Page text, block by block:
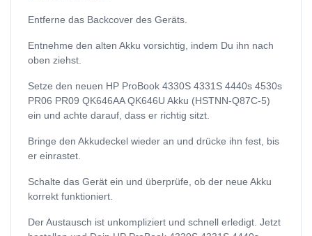
Entferne das Backcover des Geräts.
Entnehme den alten Akku vorsichtig, indem Du ihn nach
oben ziehst.
Setze den neuen HP ProBook 4330S 4331S 4440s 4530s
PR06 PR09 QK646AA QK646U Akku (HSTNN-Q87C-5)
ein und achte darauf, dass er richtig sitzt.
Bringe den Akkudeckel wieder an und drücke ihn fest, bis
er einrastet.
Schalte das Gerät ein und überprüfe, ob der neue Akku
korrekt funktioniert.
Der Austausch ist unkompliziert und schnell erledigt. Jetzt